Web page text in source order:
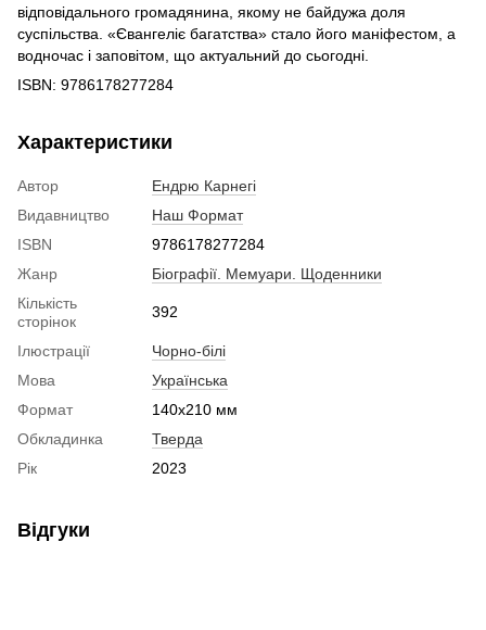
відповідального громадянина, якому не байдужа доля
суспільства. «Євангеліє багатства» стало його маніфестом, а
водночас і заповітом, що актуальний до сьогодні.
ISBN: 9786178277284
Характеристики
Автор
Ендрю Карнегі
Видавництво
Наш Формат
ISBN
9786178277284
Жанр
Біографії. Мемуари. Щоденники
Кількість
сторінок
392
Ілюстрації
Чорно-білі
Мова
Українська
Формат
140x210 мм
Обкладинка
Тверда
Рік
2023
Відгуки